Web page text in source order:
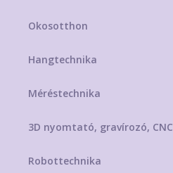
Okosotthon
Hangtechnika
Méréstechnika
3D nyomtató, gravírozó, CNC
Robottechnika